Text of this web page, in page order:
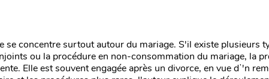
se concentre surtout autour du mariage. S'il existe plusieurs
ou la procédure en non-consommation du mariage, la
Elle est souvent engagée après un divorce, en vue dʼ'n